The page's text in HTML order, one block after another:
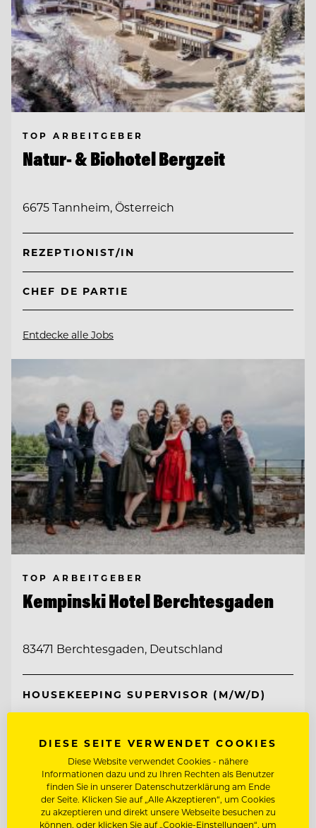
TOP ARBEITGEBER
Natur- & Biohotel Bergzeit
6675 Tannheim, Österreich
REZEPTIONIST/IN
CHEF DE PARTIE
Entdecke alle Jobs
TOP ARBEITGEBER
Kempinski Hotel Berchtesgaden
83471 Berchtesgaden, Deutschland
HOUSEKEEPING SUPERVISOR (M/W/D)
Entdecke alle Jobs
DIESE SEITE VERWENDET COOKIES
Diese Website verwendet Cookies - nähere
Informationen dazu und zu Ihren Rechten als Benutzer
finden Sie in unserer Datenschutzerklärung am Ende
der Seite. Klicken Sie auf „Alle Akzeptieren“, um Cookies
zu akzeptieren und direkt unsere Webseite besuchen zu
können, oder klicken Sie auf „Cookie-Einstellungen“, um